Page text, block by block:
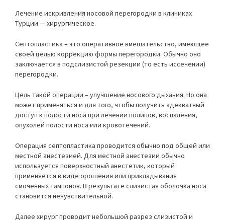
Лечение искривления носовой перегородки в клиниках
Турции — хирургическое.
Септопластика – это оперативное вмешательство, имеющее
своей целью коррекцию формы перегородки. Обычно оно
заключается в подслизистой резекции (то есть иссечении)
перегородки.
Цель такой операции – улучшение носового дыхания. Но она
может применяться и для того, чтобы получить адекватный
доступ к полости носа при лечении полипов, воспаления,
опухолей полости носа или кровотечений.
Операция септопластика проводится обычно под общей или
местной анестезией. Для местной анестезии обычно
используется поверхностный анестетик, который
применяется в виде орошения или прикладывания
смоченных тампонов. В результате слизистая оболочка носа
становится нечувствительной.
Далее хирург проводит небольшой разрез слизистой и